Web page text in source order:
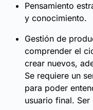
Pensamiento
y conocimiento.
Gestión de
comprender el
crear nuevos,
Se requiere un
para poder
usuario final.